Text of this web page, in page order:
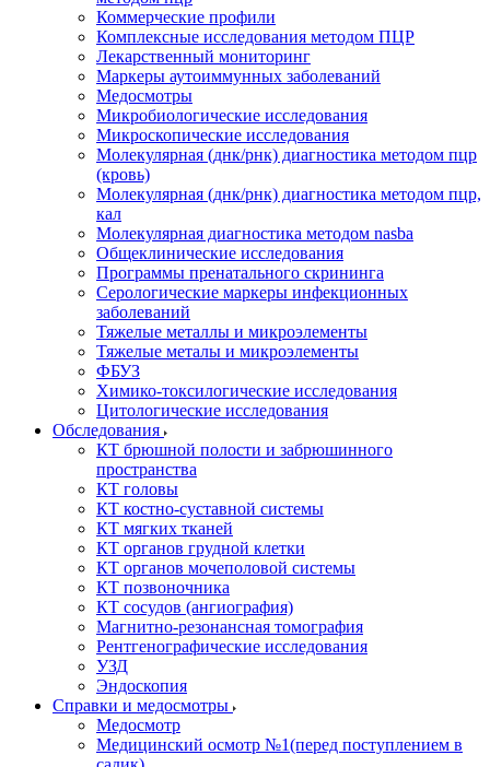
Коммерческие профили
Комплексные исследования методом ПЦР
Лекарственный мониторинг
Маркеры аутоиммунных заболеваний
Медосмотры
Микробиологические исследования
Микроскопические исследования
Молекулярная (днк/рнк) диагностика методом пцр
(кровь)
Молекулярная (днк/рнк) диагностика методом пцр,
кал
Молекулярная диагностика методом nasba
Общеклинические исследования
Программы пренатального скрининга
Серологические маркеры инфекционных
заболеваний
Тяжелые металлы и микроэлементы
Тяжелые металы и микроэлементы
ФБУЗ
Химико-токсилогические исследования
Цитологические исследования
Обследования
КТ брюшной полости и забрюшинного
пространства
КТ головы
КТ костно-суставной системы
КТ мягких тканей
КТ органов грудной клетки
КТ органов мочеполовой системы
КТ позвоночника
КТ сосудов (ангиография)
Магнитно-резонансная томография
Рентгенографические исследования
УЗД
Эндоскопия
Справки и медосмотры
Медосмотр
Медицинский осмотр №1(перед поступлением в